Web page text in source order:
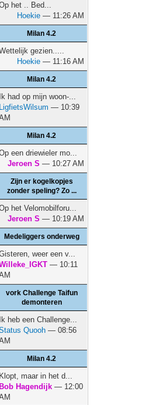
het .. Bed...
Hoekie — 11:26 AM
Milan 4.2
gezien.....
Hoekie — 11:16 AM
Milan 4.2
Ik had op mijn woon-...
LigfietsWilsum — 10:39
Milan 4.2
een driewieler mo...
Jeroen S — 10:27 AM
Zijn er kogelkopjes
zonder speling? Zo ...
het Velomobilforu...
Jeroen S — 10:19 AM
Medeliggers onderweg
weer een v...
— 10:11
vork Challenge Taifun
demonteren
Ik heb een Challenge...
Quooh — 08:56
Milan 4.2
Klopt, maar in het d...
Bob Hagendijk — 12:00